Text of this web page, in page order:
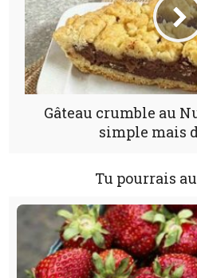
Gâteau crumble au
simple mais
Tu pourrais